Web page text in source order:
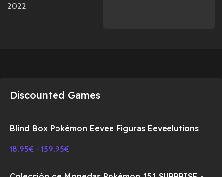
2022
Discounted Games
Blind Box Pokémon Eevee Figuras Eeveelutions
18,95€ - 159,95€